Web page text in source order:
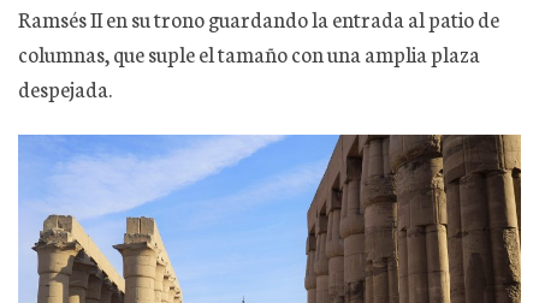
Ramsés II en su trono guardando la entrada al patio de
columnas, que suple el tamaño con una amplia plaza
despejada.